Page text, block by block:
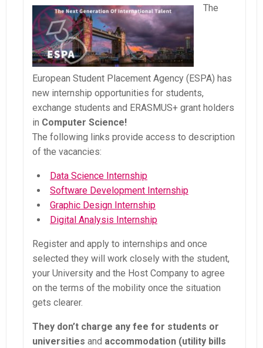
The
European Student Placement Agency (ESPA) has
new internship opportunities for students,
exchange students and ERASMUS+ grant holders
in Computer Science!
The following links provide access to description
of the vacancies:
Data Science Internship
Software Development Internship
Graphic Design Internship
Digital Analysis Internship
Register and apply to internships and once
selected they will work closely with the student,
your University and the Host Company to agree
on the terms of the mobility once the situation
gets clearer.
They don’t charge any fee for students or
universities and accommodation (utility bills